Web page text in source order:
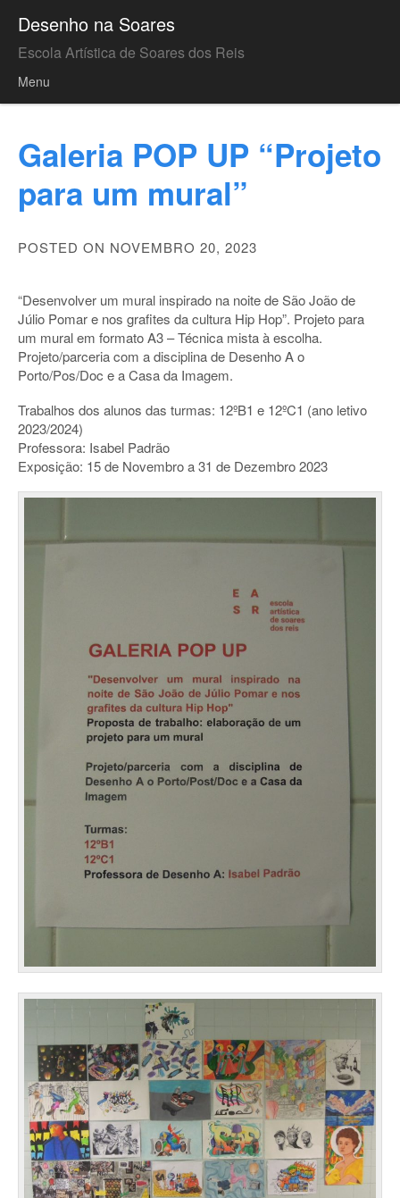
Desenho na Soares
Escola Artística de Soares dos Reis
Menu
Galeria POP UP “Projeto
para um mural”
POSTED ON NOVEMBRO 20, 2023
“Desenvolver um mural inspirado na noite de São João de
Júlio Pomar e nos grafites da cultura Hip Hop”. Projeto para
um mural em formato A3 – Técnica mista à escolha.
Projeto/parceria com a disciplina de Desenho A o
Porto/Pos/Doc e a Casa da Imagem.
Trabalhos dos alunos das turmas: 12ºB1 e 12ºC1 (ano letivo
2023/2024)
Professora: Isabel Padrão
Exposição: 15 de Novembro a 31 de Dezembro 2023